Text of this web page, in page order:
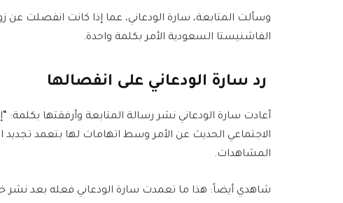
وسألت المتابعة، سارة الودعاني، عما إذا كانت انفصلت عن
الفاشنيستا السعودية الأمر بكلمة واحدة.
رد سارة الودعاني على انفصالها
أعادت سارة الودعاني نشر رسالة المتابعة وأرفقتها
الاجتماعي الحديث عن الأمر وسط اتهامات لها بتعمد
المشاهدات.
شاهدي أيضاً: هذا ما تعمدت سارة الودعاني فعله بعد نشر